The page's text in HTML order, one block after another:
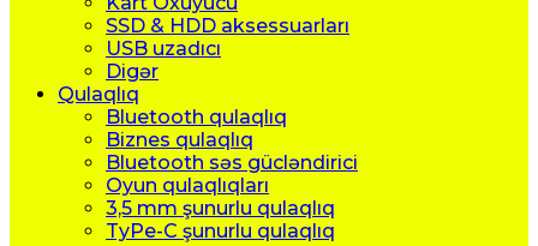
SSD & HDD aksessuarları
USB uzadıcı
Digər
Qulaqlıq
Bluetooth qulaqlıq
Biznes qulaqlıq
Bluetooth səs gücləndirici
Oyun qulaqlıqları
3,5 mm şunurlu qulaqlıq
TyPe-C şunurlu qulaqlıq